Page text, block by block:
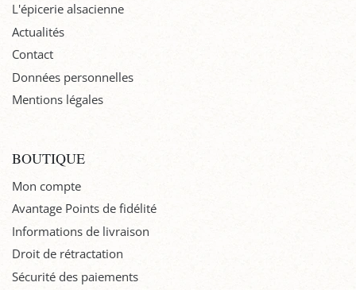
L'épicerie alsacienne
Actualités
Contact
Données personnelles
Mentions légales
BOUTIQUE
Mon compte
Avantage Points de fidélité
Informations de livraison
Droit de rétractation
Sécurité des paiements